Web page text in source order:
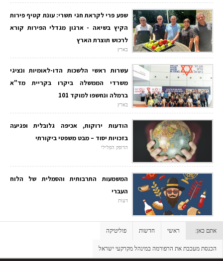
שפע פרי לקראת חגי תשרי: עונת קטיף פירות
הקיץ בשיאה - ארגון מגדלי הפירות קורא
לרכוש תוצרת הארץ
בארץ
עשרות ראשי הלשכות הדו-לאומיות ונציגי
משרדי הממשלה ביקרו בקריית מד"א
ברמלה ונחשפו למוקד 101
בארץ
הודעות ירוקות, אכיפה גלובלית ופגיעה
בזכויות יסוד – מבט משפטי ביקורתי
הדופק הפלילי
המשמעות התרבותית והסמלית של הלוח
העברי
דעות
אתם כאן: ראשי חדשות פוליטיקה
הכנסת מעכבת את הרפורמה במינהל מקרקעי ישראל